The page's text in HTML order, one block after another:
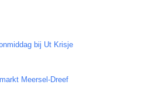
bij Ut Krisje
Meersel-Dreef